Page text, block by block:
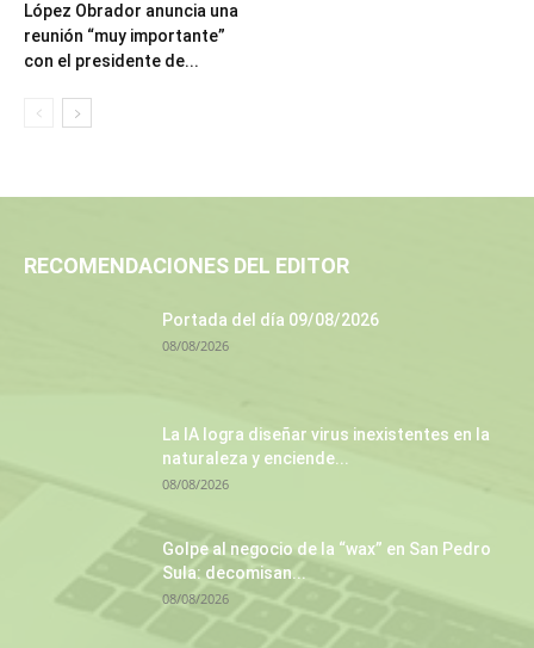
López Obrador anuncia una
reunión “muy importante”
con el presidente de...
RECOMENDACIONES DEL EDITOR
Portada del día 09/08/2026
08/08/2026
La IA logra diseñar virus inexistentes en la
naturaleza y enciende...
08/08/2026
Golpe al negocio de la “wax” en San Pedro
Sula: decomisan...
08/08/2026